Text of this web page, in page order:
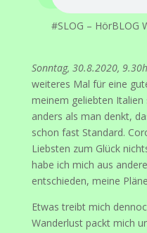
#SLOG – HörBLOG
Sonntag, 30.8.2020,
weiteres Mal für eine
meinem geliebten
anders als man denkt,
schon fast Standard.
Liebsten zum Glück
habe ich mich aus
entschieden, meine
Etwas treibt mich
Wanderlust packt mich